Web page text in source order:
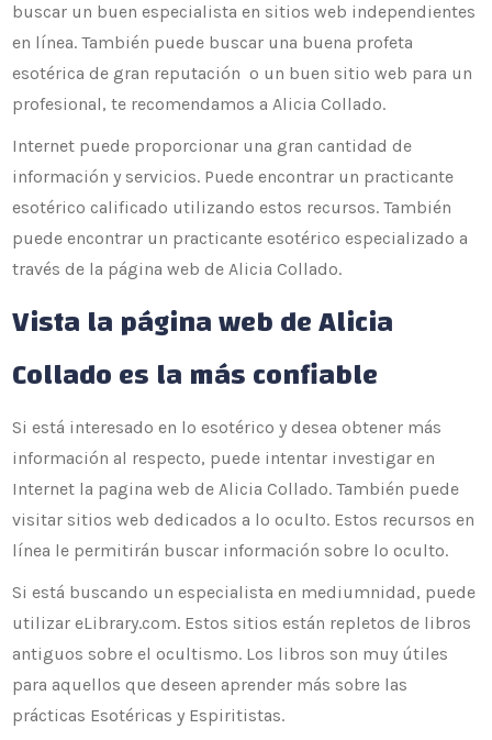
buscar un buen especialista en sitios web independientes
en línea. También puede buscar una buena profeta
esotérica de gran reputación o un buen sitio web para un
profesional, te recomendamos a Alicia Collado.
Internet puede proporcionar una gran cantidad de
información y servicios. Puede encontrar un practicante
esotérico calificado utilizando estos recursos. También
puede encontrar un practicante esotérico especializado a
través de la página web de Alicia Collado.
Vista la página web de Alicia
Collado es la más confiable
Si está interesado en lo esotérico y desea obtener más
información al respecto, puede intentar investigar en
Internet la pagina web de Alicia Collado. También puede
visitar sitios web dedicados a lo oculto. Estos recursos en
línea le permitirán buscar información sobre lo oculto.
Si está buscando un especialista en mediumnidad, puede
utilizar eLibrary.com. Estos sitios están repletos de libros
antiguos sobre el ocultismo. Los libros son muy útiles
para aquellos que deseen aprender más sobre las
prácticas Esotéricas y Espiritistas.